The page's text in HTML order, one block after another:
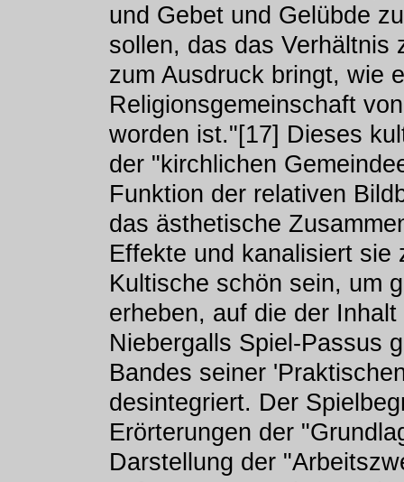
und Gebet und Gelübde
sollen, das das Verhältnis
zum Ausdruck bringt, wie
Religionsgemeinschaft
worden ist."[17] Dieses
der "kirchlichen
Funktion der relativen
das ästhetische
Effekte und kanalisiert sie
Kultische schön sein, um
erheben, auf die der
Niebergalls Spiel-Passus
Bandes seiner
desintegriert. Der
Erörterungen der
Darstellung der